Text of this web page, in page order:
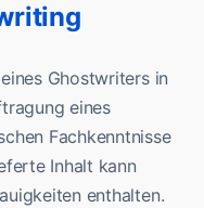
Ghostwriters in
eines
Fachkenntnisse
Inhalt kann
enthalten.